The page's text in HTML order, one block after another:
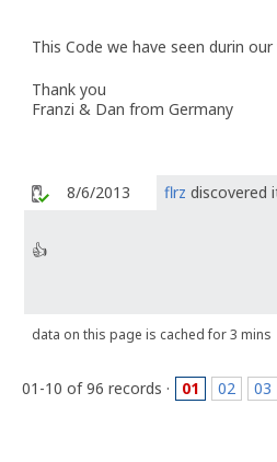
This Code we have seen durin
Thank you
Franzi & Dan from Germany
8/6/2013 flrz discovered
👍
data on this page is cached for 3 mins
01-10 of 96 records · 01 02 03